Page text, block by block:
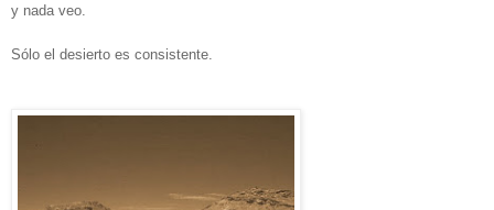
y nada veo.
Sólo el desierto es consistente.